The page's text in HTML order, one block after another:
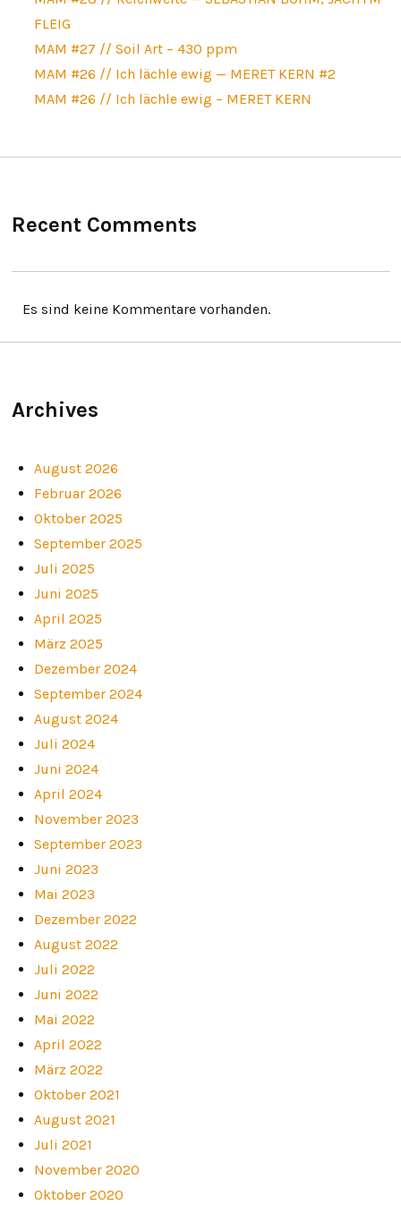
FLEIG
MAM #27 // Soil Art – 430 ppm
MAM #26 // Ich lächle ewig — MERET KERN #2
MAM #26 // Ich lächle ewig – MERET KERN
Recent Comments
Es sind keine Kommentare vorhanden.
Archives
August 2026
Februar 2026
Oktober 2025
September 2025
Juli 2025
Juni 2025
April 2025
März 2025
Dezember 2024
September 2024
August 2024
Juli 2024
Juni 2024
April 2024
November 2023
September 2023
Juni 2023
Mai 2023
Dezember 2022
August 2022
Juli 2022
Juni 2022
Mai 2022
April 2022
März 2022
Oktober 2021
August 2021
Juli 2021
November 2020
Oktober 2020